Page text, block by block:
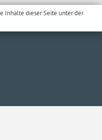
Inhalte dieser Seite unter der